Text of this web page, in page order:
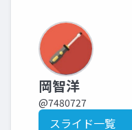
岡智洋
@7480727
スライド一覧